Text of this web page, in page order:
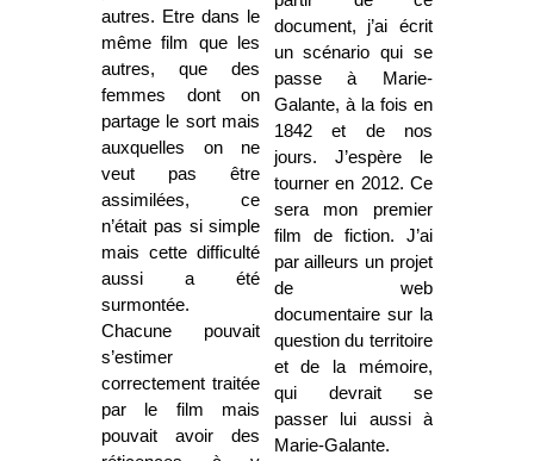
autres. Etre dans le
même film que les
autres, que des
femmes dont on
partage le sort mais
auxquelles on ne
veut pas être
assimilées, ce
n’était pas si simple
mais cette difficulté
aussi a été
surmontée.
Chacune pouvait
s’estimer
correctement traitée
par le film mais
pouvait avoir des
document, j’ai écrit
un scénario qui se
passe à Marie-
Galante, à la fois en
1842 et de nos
jours. J’espère le
tourner en 2012. Ce
sera mon premier
film de fiction. J’ai
par ailleurs un projet
de web
documentaire sur la
question du territoire
et de la mémoire,
qui devrait se
passer lui aussi à
Marie-Galante.